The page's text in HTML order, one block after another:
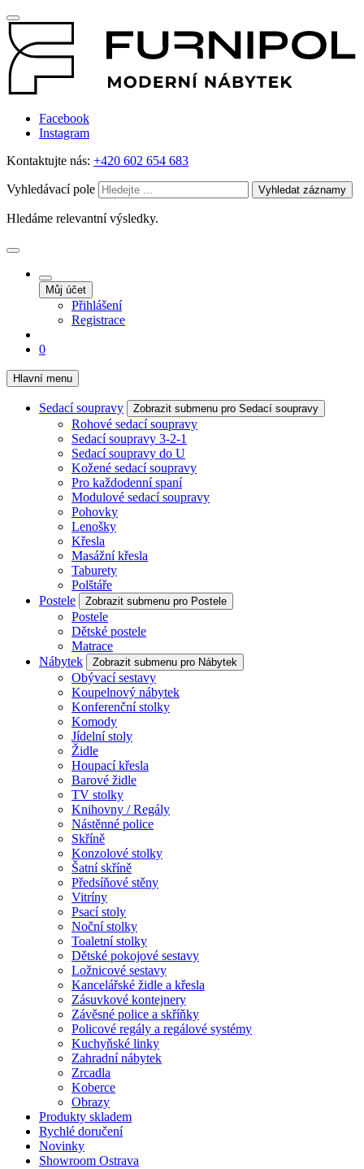
Facebook
Instagram
Kontaktujte nás: +420 602 654 683
Vyhledávací pole Vyhledat záznamy
Hledáme relevantní výsledky.
Můj účet
Přihlášení
Registrace
0
Hlavní menu
Sedací soupravy Zobrazit submenu pro Sedací soupravy
Rohové sedací soupravy
Sedací soupravy 3-2-1
Sedací soupravy do U
Kožené sedací soupravy
Pro každodenní spaní
Modulové sedací soupravy
Pohovky
Lenošky
Křesla
Masážní křesla
Taburety
Polštáře
Postele
Zobrazit submenu pro Postele
Postele
Dětské postele
Matrace
Nábytek
Zobrazit submenu pro Nábytek
Obývací sestavy
Koupelnový nábytek
Konferenční stolky
Komody
Jídelní stoly
Židle
Houpací křesla
Barové židle
TV stolky
Knihovny / Regály
Nástěnné police
Skříně
Konzolové stolky
Šatní skříně
Předsíňové stěny
Vitríny
Psací stoly
Noční stolky
Toaletní stolky
Dětské pokojové sestavy
Ložnicové sestavy
Kancelářské židle a křesla
Zásuvkové kontejnery
Závěsné police a skříňky
Policové regály a regálové systémy
Kuchyňské linky
Zahradní nábytek
Zrcadla
Koberce
Obrazy
Produkty skladem
Rychlé doručení
Novinky
Showroom Ostrava